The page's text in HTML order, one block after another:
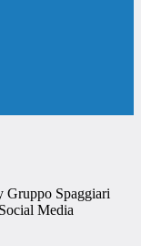
Gruppo Spaggiari
Media